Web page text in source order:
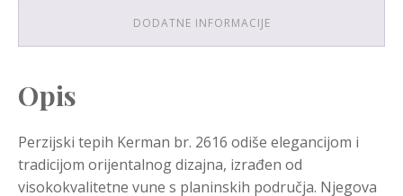
DODATNE INFORMACIJE
Opis
Perzijski tepih Kerman br. 2616 odiše elegancijom i
tradicijom orijentalnog dizajna, izrađen od
visokokvalitetne vune s planinskih područja. Njegova